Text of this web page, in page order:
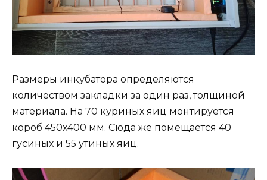
Размеры инкубатора определяются
количеством закладки за один раз, толщиной
материала. На 70 куриных яиц монтируется
короб 450х400 мм. Сюда же помещается 40
гусиных и 55 утиных яиц.